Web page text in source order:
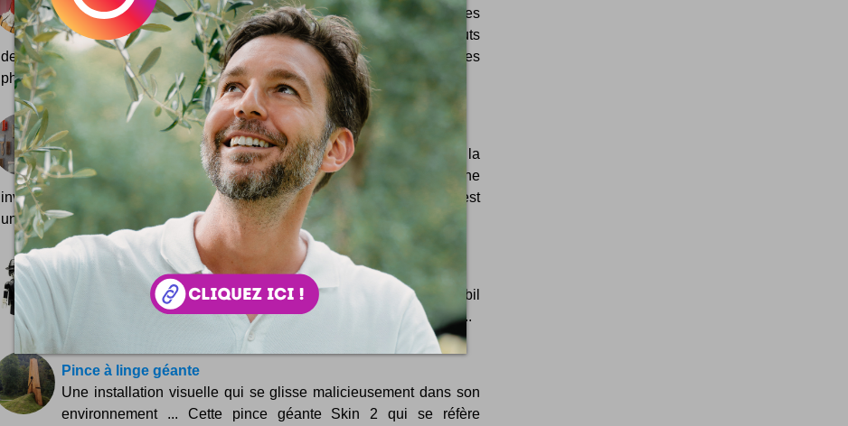
Bent Objects c'est le blog d'un fou furieux qui réalise au fil des
jours des photos d'objets qui prennent vie ... Avec quelques bouts
de fils de fer et un rien de bricolage, ces objets s'animent ! Quelques
photos de Bent...
Les choses soigneusement organisées
Méthode, ordre, rigueur, géométrie voire symétrie, et toute la
rectitude qui va bien. Savoir bien ranger valait bien un blog ! Une
invitation à la débordelisation du quotidien ! Things Organized Neatly est
un photoblog un brin...
Michael Mobison
On l'a moins connu Michael Mobison, pourtant c'est un Playmobil
bien sympa ! Dernier hommage au King of Pop pour notre part ...
Pince à linge géante
Une installation visuelle qui se glisse malicieusement dans son
environnement ... Cette pince géante Skin 2 qui se réfère